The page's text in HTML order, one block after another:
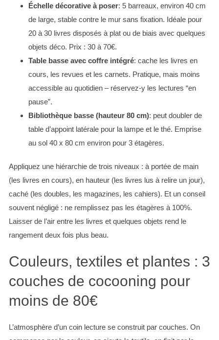
Échelle décorative à poser: 5 barreaux, environ 40 cm
de large, stable contre le mur sans fixation. Idéale pour
20 à 30 livres disposés à plat ou de biais avec quelques
objets déco. Prix : 30 à 70€.
Table basse avec coffre intégré: cache les livres en
cours, les revues et les carnets. Pratique, mais moins
accessible au quotidien – réservez-y les lectures “en
pause”.
Bibliothèque basse (hauteur 80 cm): peut doubler de
table d’appoint latérale pour la lampe et le thé. Emprise
au sol 40 x 80 cm environ pour 3 étagères.
Appliquez une hiérarchie de trois niveaux : à portée de main
(les livres en cours), en hauteur (les livres lus à relire un jour),
caché (les doubles, les magazines, les cahiers). Et un conseil
souvent négligé : ne remplissez pas les étagères à 100%.
Laisser de l’air entre les livres et quelques objets rend le
rangement deux fois plus beau.
Couleurs, textiles et plantes : 3
couches de cocooning pour
moins de 80€
L’atmosphère d’un coin lecture se construit par couches. On
c
h
f
r
: